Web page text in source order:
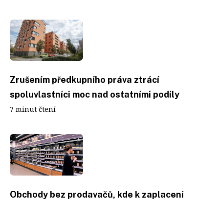
Zrušením předkupního práva ztrácí
spoluvlastníci moc nad ostatními podíly
7 minut čtení
Obchody bez prodavačů, kde k zaplacení